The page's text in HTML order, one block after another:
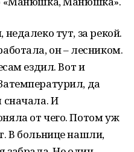
тут, за рекой.
он – лесником.
ездил. Вот и
да
сначала. И
от чего. Потом уж
В больнице нашли,